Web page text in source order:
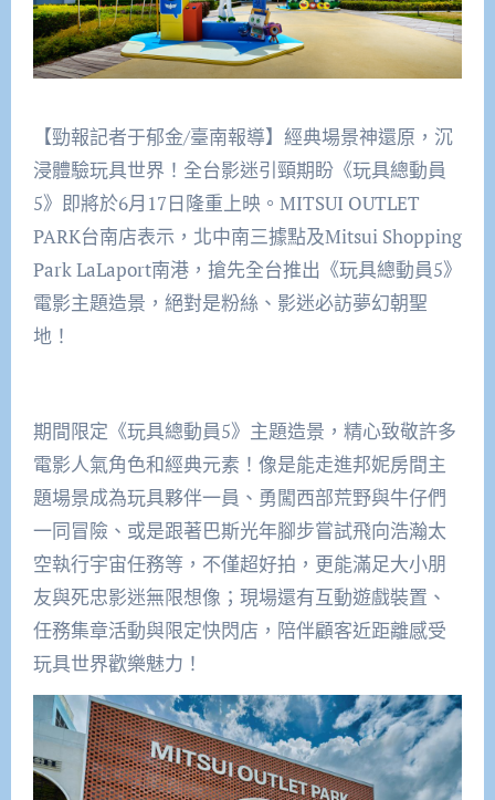
【勁報記者于郁金/臺南報導】經典場景神還原，沉
浸體驗玩具世界！全台影迷引頸期盼《玩具總動員
5》即將於6月17日隆重上映。MITSUI OUTLET
PARK台南店表示，北中南三據點及Mitsui Shopping
Park LaLaport南港，搶先全台推出《玩具總動員5》
電影主題造景，絕對是粉絲、影迷必訪夢幻朝聖
地！
期間限定《玩具總動員5》主題造景，精心致敬許多
電影人氣角色和經典元素！像是能走進邦妮房間主
題場景成為玩具夥伴一員、勇闖西部荒野與牛仔們
一同冒險、或是跟著巴斯光年腳步嘗試飛向浩瀚太
空執行宇宙任務等，不僅超好拍，更能滿足大小朋
友與死忠影迷無限想像；現場還有互動遊戲裝置、
任務集章活動與限定快閃店，陪伴顧客近距離感受
玩具世界歡樂魅力！